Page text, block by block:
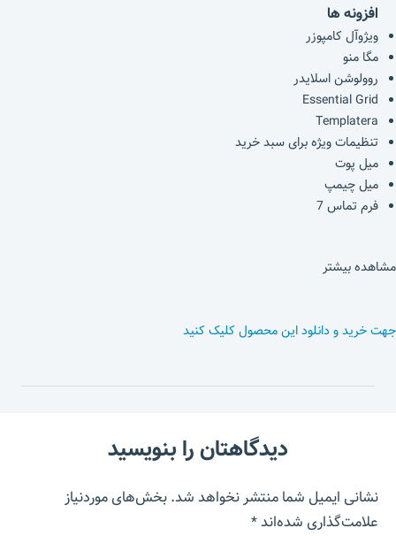
افزونه ها
ویژوآل کامپوزر
مگا منو
روولوشن اسلایدر
Essential Grid
Templatera
تنظیمات ویژه برای سبد خرید
میل پوت
میل چیمپ
فرم تماس 7
مشاهده بیشتر
جهت خرید و دانلود این محصول کلیک کنید
دیدگاهتان را بنویسید
نشانی ایمیل شما منتشر نخواهد شد.بخش‌های موردنیاز
علامت‌گذاری شده‌اند*